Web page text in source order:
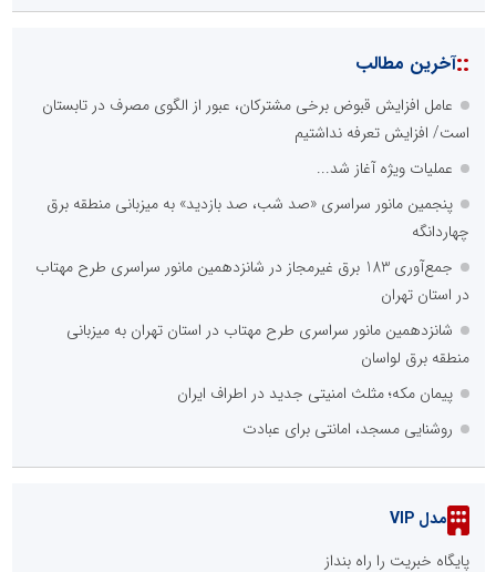
::آخرین مطالب
عامل افزایش قبوض برخی مشترکان، عبور از الگوی مصرف در تابستان
است/ افزایش تعرفه نداشتیم
عملیات ویژه آغاز شد...
پنجمین مانور سراسری «صد شب، صد بازدید» به میزبانی منطقه برق
چهاردانگه
جمع‌آوری 183 برق غیرمجاز در شانزدهمین مانور سراسری طرح مهتاب
در استان تهران
شانزدهمین مانور سراسری طرح مهتاب در استان تهران به میزبانی
منطقه برق لواسان
پیمان مکه؛ مثلث امنیتی جدید در اطراف ایران
روشنایی مسجد، امانتی برای عبادت
مدل VIP
پایگاه خبریت را راه بنداز